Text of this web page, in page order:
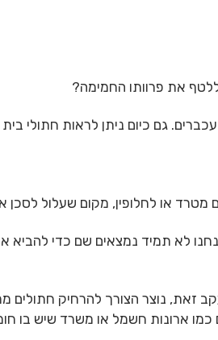
את פרוותו החמימה?
גם כיום ניתן לראות חתולי
או לחלופין, מקום שעלול לסכן
לא תמיד נמצאים שם כדי להביא
זאת, נוצר הצורך להרחיק חתולים
ארונות חשמל או משרד שיש בו